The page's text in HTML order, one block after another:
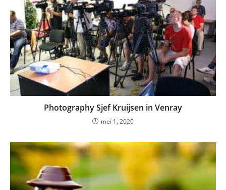
Photography Sjef Kruijsen in Venray
mei 1, 2020